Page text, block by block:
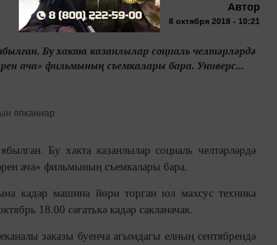
Автор
8 октября 2018 - 10:21
Бу хакта казанлылар социаль челтәрләрдә
ача» фильмының съемкалары бара. Универс...
Бу хакта казанлылар социаль челтәрләрдә
ача» фильмының съемкалары бара.
кадәр машина йөри торган юл махсус техника
18.00 сәгатькә кадәр сакланачак.
заказы буенча агымдагы елның сентябрендә